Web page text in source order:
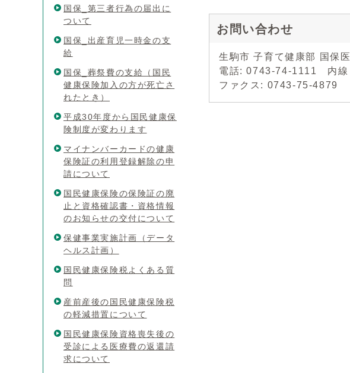
お問い合わせ
生駒市 子育て健康部 国保
電話: 0743-74-1111 内線
ファクス: 0743-75-4879
国保_第三者行為の届出に
ついて
国保_出産育児一時金の支
給
国保_葬祭費の支給（国民
健康保険加入の方が死亡さ
れたとき）
平成30年度から国民健康保
険制度が変わります
マイナンバーカードの健康
保険証の利用登録解除の申
請について
国民健康保険の保険証の廃
止と資格確認書・資格情報
のお知らせの交付について
保健事業実施計画（データ
ヘルス計画）
国民健康保険税よくある質
問
産前産後の国民健康保険税
の軽減措置について
国民健康保険資格喪失後の
受診による医療費の返還請
求について